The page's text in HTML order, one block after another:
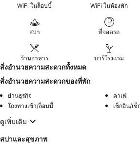
WiFi ในล็อบบี้ WiFi ในห้องพัก
สปา ที่จอดรถ
ร้านอาหาร บาร์โรงแรม
สิ่งอำนวยความสะดวกทั้งหมด
สิ่งอำนวยความสะดวกของที่พัก
ย่านธุรกิจ
คาเฟ่
โถงทางเข้า/ล็อบบี้
เช็กอิน/เ
ดูเพิ่มเติม
สปาและสุขภาพ